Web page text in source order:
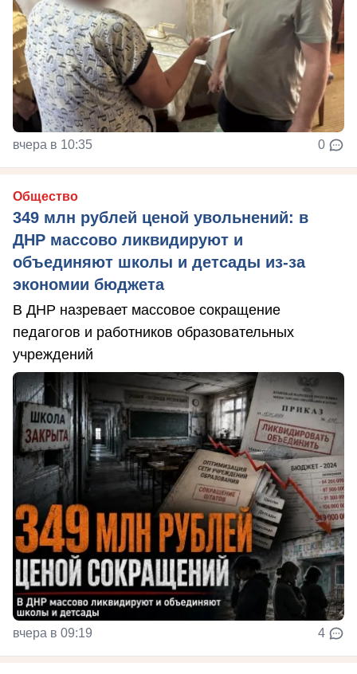
вчера в 10:35 0
Общество
349 млн рублей ценой увольнений: в
ДНР массово ликвидируют и
объединяют школы и детсады из-за
экономии бюджета
В ДНР назревает массовое сокращение
педагогов и работников образовательных
учреждений
вчера в 09:19 4